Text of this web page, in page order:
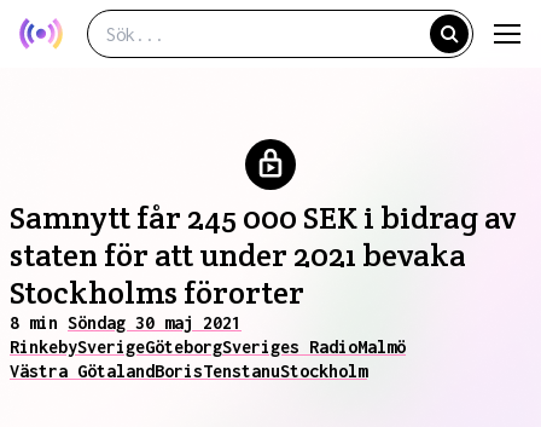
Samnytt får 245 000 SEK i bidrag av
staten för att under 2021 bevaka
Stockholms förorter
8 min Söndag 30 maj 2021
RinkebySverigeGöteborgSveriges RadioMalmö
Västra GötalandBorisTenstanuStockholm